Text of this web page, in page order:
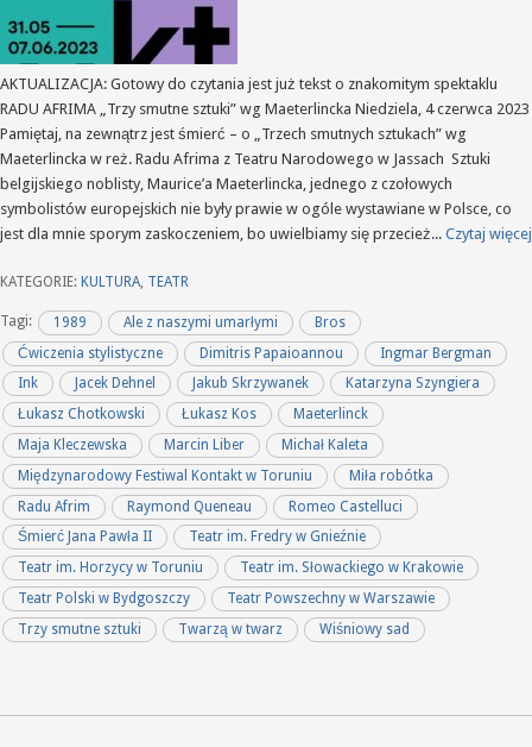
AKTUALIZACJA: Gotowy do czytania jest już tekst o znakomitym spektaklu
RADU AFRIMA „Trzy smutne sztuki” wg Maeterlincka Niedziela, 4 czerwca 2023
Pamiętaj, na zewnątrz jest śmierć – o „Trzech smutnych sztukach” wg
Maeterlincka w reż. Radu Afrima z Teatru Narodowego w Jassach Sztuki
belgijskiego noblisty, Maurice’a Maeterlincka, jednego z czołowych
symbolistów europejskich nie były prawie w ogóle wystawiane w Polsce, co
jest dla mnie sporym zaskoczeniem, bo uwielbiamy się przecież... Czytaj więcej
KATEGORIE: KULTURA, TEATR
Tagi: 1989 Ale z naszymi umarłymi
Bros
Ćwiczenia stylistyczne
Dimitris Papaioannou
Ingmar Bergman
Ink
Jacek Dehnel Jakub Skrzywanek
Katarzyna Szyngiera
Łukasz Chotkowski
Łukasz Kos
Maeterlinck
Maja Kleczewska
Marcin Liber
Michał Kaleta
Międzynarodowy Festiwal Kontakt w Toruniu
Miła robótka
Radu Afrim
Raymond Queneau
Romeo Castelluci
Śmierć Jana Pawła II
Teatr im. Fredry w Gnieźnie
Teatr im. Horzycy w Toruniu
Teatr im. Słowackiego w Krakowie
Teatr Polski w Bydgoszczy
Teatr Powszechny w Warszawie
Trzy smutne sztuki
Twarzą w twarz Wiśniowy sad